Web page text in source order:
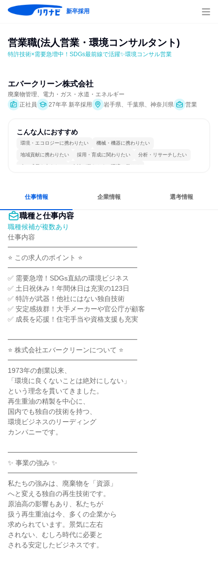
新卒採用
営業職(法人営業・環境コンサルタント)
特許技術×需要急増中！SDGs最前線で活躍✨環境コンサル営業
エバークリーン株式会社
廃棄物管理、電力・ガス・水道・エネルギー
正社員
27年卒 新卒採用 岩手県、千葉県、神奈川県 営業
こんな人におすすめ
環境・エコロジーに携わりたい 機械・機器に携わりたい
地域貢献に携わりたい 採用・育成に関わりたい 分析・リサーチしたい
人の成長を支えたい 女性が働きやすい環境で働ける
仕事情報 企業情報 選考情報
職種と仕事内容
職種候補が複数あり
仕事内容
━━━━━━━━━━━━━━━━━━━
⭐ この求人のポイント ⭐
━━━━━━━━━━━━━━━━━━━
✅ 需要急増！SDGs直結の環境ビジネス
✅ 土日祝休み！年間休日は充実の123日
✅ 特許が武器！他社にはない独自技術
✅ 安定感抜群！大手メーカーや官公庁が顧客
✅ 成長を応援！住宅手当や資格支援も充実
━━━━━━━━━━━━━━━━━━━
⭐ 株式会社エバークリーンについて ⭐
━━━━━━━━━━━━━━━━━━━
1973年の創業以来、
「環境に良くないことは絶対にしない」
という理念を貫いてきました。
再生重油の精製を中心に、
国内でも独自の技術を持つ、
環境ビジネスのリーディング
カンパニーです。
━━━━━━━━━━━━━━━━━━━
✨ 事業の強み ✨
━━━━━━━━━━━━━━━━━━━
私たちの強みは、廃棄物を「資源」
へと変える独自の再生技術です。
原油高の影響もあり、私たちが
扱う再生重油は今、多くの企業から
求められています。景気に左右
されない、むしろ時代に必要と
される安定したビジネスです。